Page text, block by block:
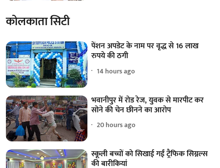
कोलकाता सिटी
पेंशन अपडेट के नाम पर वृद्ध से 16 लाख
रुपये की ठगी
14 hours ago
भवानीपुर में रोड रेज, युवक से मारपीट कर
सोने की चेन छीनने का आरोप
20 hours ago
स्कूली बच्चों को सिखाई गईं ट्रैफिक सिग्नल्स
की बारीकियां